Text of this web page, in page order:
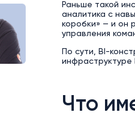
Раньше такой
аналитика с
коробки» — и он
управления
По сути, BI-
инфраструктуре
Что